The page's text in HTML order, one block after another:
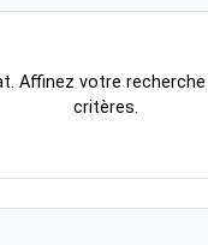
Affinez votre
critères.